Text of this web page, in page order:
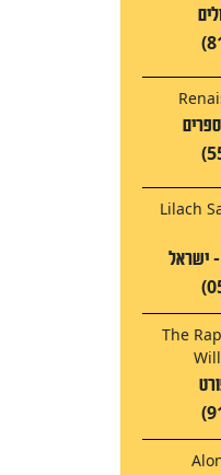
Lilach
- ישראל
The